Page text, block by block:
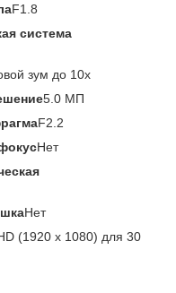
F1.8
система
зум до 10x
5.0 MП
F2.2
Нет
Нет
(1920 x 1080) для 30